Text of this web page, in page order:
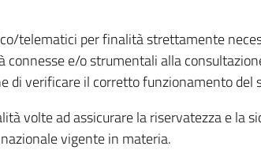
telematici per finalità strettamente
e/o strumentali alla
verificare il corretto funzionamento del
volte ad assicurare la riservatezza e la
vigente in materia.